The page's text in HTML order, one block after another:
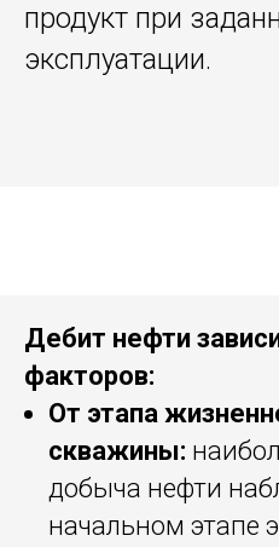
продукт при
эксплуатации.
Дебит нефти
факторов:
От этапа
скважины:
добыча нефти
начальном этапе